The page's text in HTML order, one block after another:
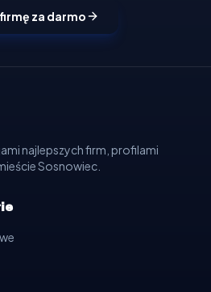
za darmo
najlepszych firm, profilami
Sosnowiec.